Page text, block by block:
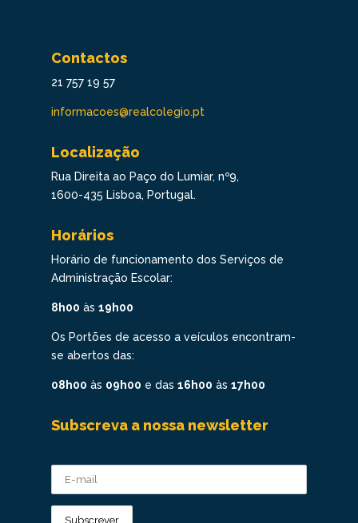
Contactos
21 757 19 57
informacoes@realcolegio.pt
Localização
Rua Direita ao Paço do Lumiar, nº9,
1600-435 Lisboa, Portugal.
Horários
Horário de funcionamento dos Serviços de
Administração Escolar:
8h00 às 19h00
Os Portões de acesso a veículos encontram-
se abertos das:
08h00 às 09h00 e das 16h00 às 17h00
Subscreva a nossa newsletter